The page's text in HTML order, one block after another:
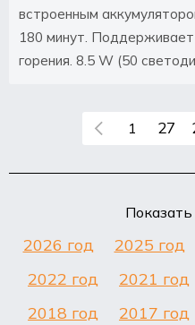
встроенным
180 минут.
горения. 8.5 W (50
1 27
Показать
2026 год 2025 год
2022 год
2021 год
2018 год
2017 год